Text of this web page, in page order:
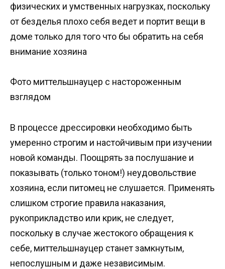
физических и умственных нагрузках, поскольку
от безделья плохо себя ведет и портит вещи в
доме только для того что бы обратить на себя
внимание хозяина
Фото миттельшнауцер с настороженным
взглядом
В процессе дрессировки необходимо быть
умеренно строгим и настойчивым при изучении
новой команды. Поощрять за послушание и
показывать (только тоном!) неудовольствие
хозяина, если питомец не слушается. Применять
слишком строгие правила наказания,
рукоприкладство или крик, не следует,
поскольку в случае жестокого обращения к
себе, миттельшнауцер станет замкнутым,
непослушным и даже независимым.